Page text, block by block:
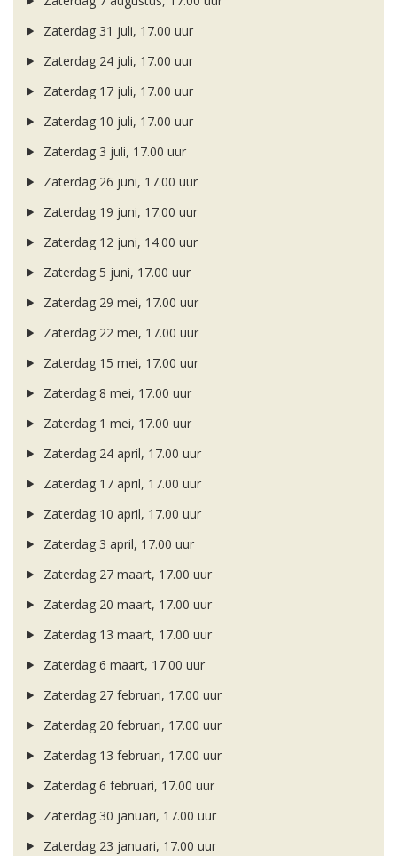
Zaterdag 31 juli, 17.00 uur
Zaterdag 24 juli, 17.00 uur
Zaterdag 17 juli, 17.00 uur
Zaterdag 10 juli, 17.00 uur
Zaterdag 3 juli, 17.00 uur
Zaterdag 26 juni, 17.00 uur
Zaterdag 19 juni, 17.00 uur
Zaterdag 12 juni, 14.00 uur
Zaterdag 5 juni, 17.00 uur
Zaterdag 29 mei, 17.00 uur
Zaterdag 22 mei, 17.00 uur
Zaterdag 15 mei, 17.00 uur
Zaterdag 8 mei, 17.00 uur
Zaterdag 1 mei, 17.00 uur
Zaterdag 24 april, 17.00 uur
Zaterdag 17 april, 17.00 uur
Zaterdag 10 april, 17.00 uur
Zaterdag 3 april, 17.00 uur
Zaterdag 27 maart, 17.00 uur
Zaterdag 20 maart, 17.00 uur
Zaterdag 13 maart, 17.00 uur
Zaterdag 6 maart, 17.00 uur
Zaterdag 27 februari, 17.00 uur
Zaterdag 20 februari, 17.00 uur
Zaterdag 13 februari, 17.00 uur
Zaterdag 6 februari, 17.00 uur
Zaterdag 30 januari, 17.00 uur
Zaterdag 23 januari, 17.00 uur